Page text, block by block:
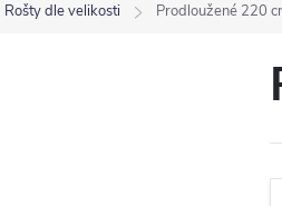
Rošty dle velikosti Prodloužené 220